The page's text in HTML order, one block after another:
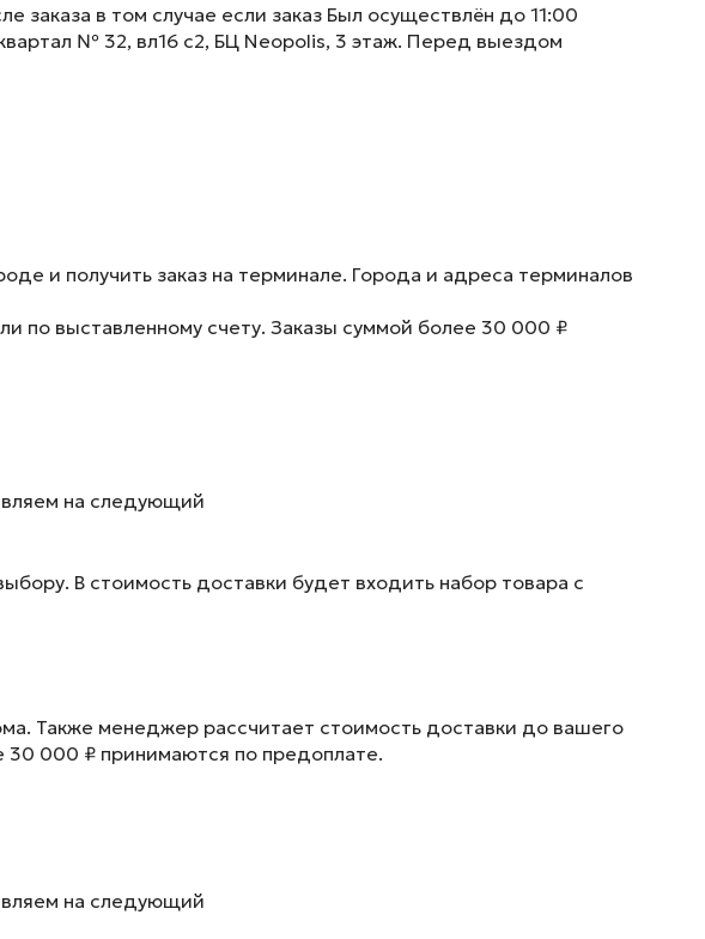
в том случае если заказ Был осуществлён до 11:00
№ 32, вл16 с2, БЦ Neopolis, 3 этаж. Перед выездом
и получить заказ на терминале. Города и адреса терминалов
по выставленному счету. Заказы суммой более 30 000 ₽
на следующий
В стоимость доставки будет входить набор товара с
Также менеджер рассчитает стоимость доставки до вашего
30 000 ₽ принимаются по предоплате.
на следующий